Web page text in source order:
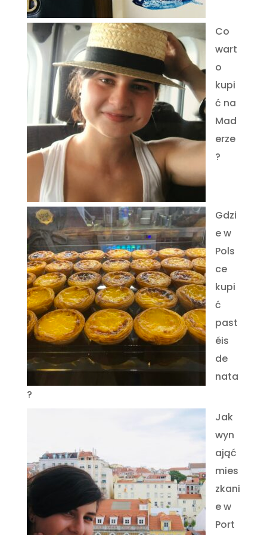
Co
wart
o
kupi
ć na
Mad
erze
?
Gdzi
e w
Pols
ce
kupi
ć
past
éis
de
nata
?
Jak
wyn
ająć
mies
zkani
e w
Port